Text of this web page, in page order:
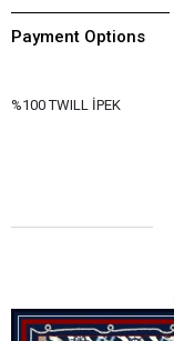
Payment Options
%100 TWILL İPEK